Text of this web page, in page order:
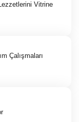
Vitrine
Çalışmaları